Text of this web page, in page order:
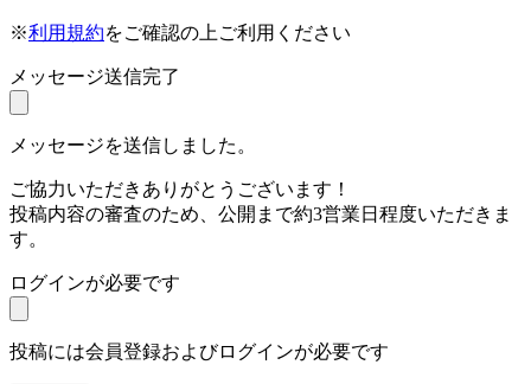
※利用規約をご確認の上ご利用ください
メッセージ送信完了
メッセージを送信しました。
ご協力いただきありがとうございます！
投稿内容の審査のため、公開まで約3営業日程度いただきま
す。
ログインが必要です
投稿には会員登録およびログインが必要です